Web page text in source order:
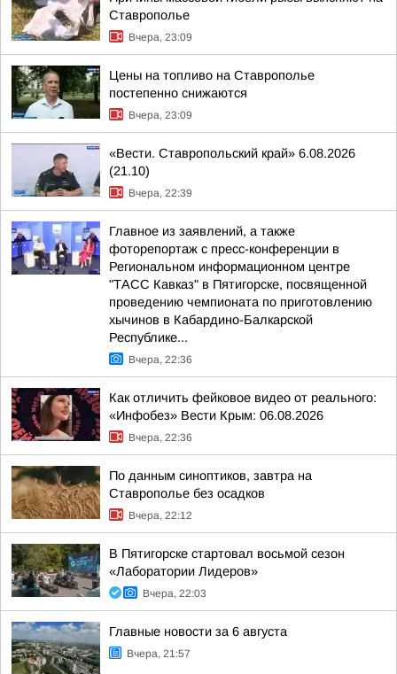
Ставрополье
Вчера, 23:09
Цены на топливо на Ставрополье
постепенно снижаются
Вчера, 23:09
«Вести. Ставропольский край» 6.08.2026
(21.10)
Вчера, 22:39
Главное из заявлений, а также
фоторепортаж с пресс-конференции в
Региональном информационном центре
"ТАСС Кавказ" в Пятигорске, посвященной
проведению чемпионата по приготовлению
хычинов в Кабардино-Балкарской
Республике...
Вчера, 22:36
Как отличить фейковое видео от реального:
«Инфобез» Вести Крым: 06.08.2026
Вчера, 22:36
По данным синоптиков, завтра на
Ставрополье без осадков
Вчера, 22:12
В Пятигорске стартовал восьмой сезон
«Лаборатории Лидеров»
Вчера, 22:03
Главные новости за 6 августа
Вчера, 21:57